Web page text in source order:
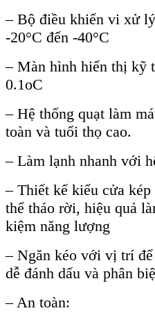
– Bộ điều khiển vi xử l
-20°C đến -40°C
– Màn hình hiển thị kỹ
0.1oC
– Hệ thống quạt làm
toàn và tuổi thọ cao.
– Làm lạnh nhanh với
– Thiết kế kiểu cửa kép
thể tháo rời, hiệu quả l
kiệm năng lượng
– Ngăn kéo với vị trí đ
dễ đánh dấu và phân bi
– An toàn: